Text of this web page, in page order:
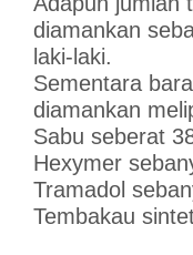
diamankan
laki-laki.
Sementara
diamankan
Sabu seberat
Hexymer
Tramadol
Tembakau